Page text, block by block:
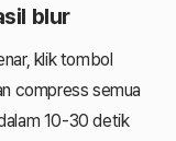
blur
klik tombol
compress semua
10-30 detik